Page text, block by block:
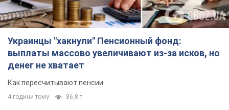
29 хвилин тому 2,7 т.
Россия атаковала судно под флагом Гвинеи-
Бисау в Чёрном море: есть погибший и
пострадавшие
Сухогруз был гражданским и перевозил украинскую пшеницу
годину тому 672